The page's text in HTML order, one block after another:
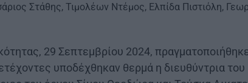
Στάθης, Τιμολέων Ντέμος, Ελπίδα Πιστιόλη,
29 Σεπτεμβρίου 2024,
υποδέχθηκαν θερμά η διευθύντρια